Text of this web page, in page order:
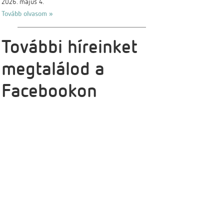
Tovább olvasom »
További híreinket
megtalálod a
Facebookon